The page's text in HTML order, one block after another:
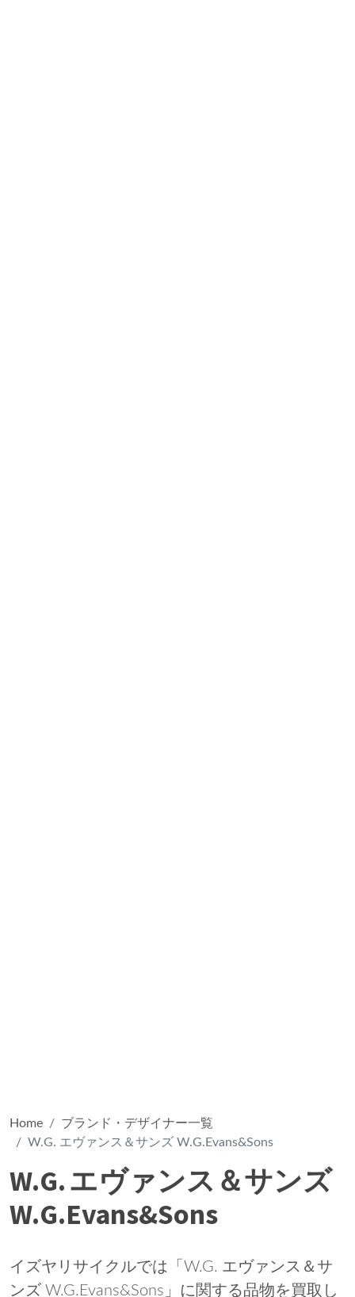
Home
ブランド・デザイナー一覧
W.G. エヴァンス＆サンズ W.G.Evans&Sons
W.G. エヴァンス＆サンズ
W.G.Evans&Sons
イズヤリサイクルでは「W.G. エヴァンス＆サ
ンズ W.G.Evans&Sons」に関する品物を買取し